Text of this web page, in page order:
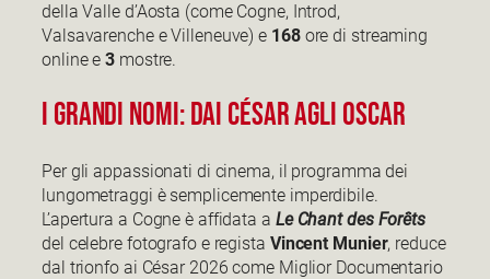
della Valle d’Aosta (come Cogne, Introd,
Valsavarenche e Villeneuve) e 168ore di streaming
online e3 mostre.
I Grandi Nomi: Dai César agli Oscar
Per gli appassionati di cinema, il programma dei
lungometraggi è semplicemente imperdibile.
L’apertura a Cogne è affidata a Le Chant des Forêts
del celebre fotografo e regista Vincent Munier, reduce
dal trionfo ai César 2026 come Miglior Documentario